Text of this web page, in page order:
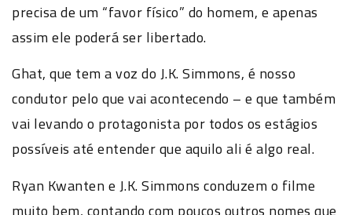
precisa de um “favor físico” do homem, e apenas
assim ele poderá ser libertado.
Ghat, que tem a voz do J.K. Simmons, é nosso
condutor pelo que vai acontecendo – e que também
vai levando o protagonista por todos os estágios
possíveis até entender que aquilo ali é algo real.
Ryan Kwanten e J.K. Simmons conduzem o filme
muito bem, contando com poucos outros nomes que